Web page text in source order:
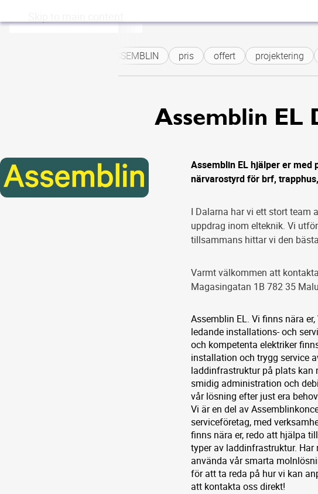
ASSEMBLIN pris offert projektering
Assemblin EL
Assemblin EL hjälper er
närvarostyrd för brf,
I Dalarna har vi ett stort team
uppdrag inom elteknik. Vi
tillsammans hittar vi den
Varmt välkommen att
Magasingatan 1B 782 35
Assemblin EL. Vi finns nära
ledande installations- och
och kompetenta elektriker
installation och trygg service
laddinfrastruktur på plats
smidig administration och
vår lösning efter just era
Vi är en del av
serviceföretag, med
finns nära er, redo att hjälpa
typer av laddinfrastruktur.
använda vår smarta
för att ta reda på hur vi kan
att kontakta oss direkt!